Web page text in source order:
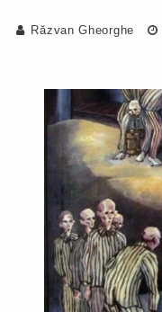
Răzvan Gheorghe